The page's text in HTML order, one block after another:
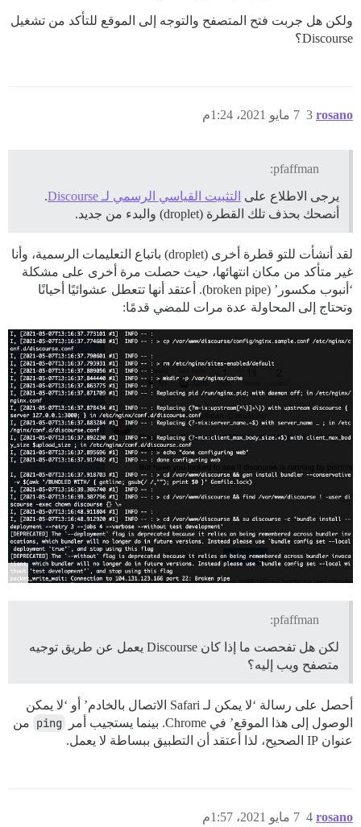
ولكن هل جربت فتح المتصفح والتوجه إلى الموقع للتأكد من تشغيل
Discourse؟
rosano 7 مايو 2021، 1:24م 3
pfaffman:
يرجى الاطلاع على التثبيت القياسي الرسمي لـ Discourse
.
أنصحك بحذف تلك القطرة (droplet) والبدء من جديد.
لقد أنشأت للتو قطرة أخرى (droplet) باتباع التعليمات الرسمية، وأنا
غير متأكد من مكان انتهائها، حيث حصلت مرة أخرى على مشكلة
‘أنبوب مكسور’ (broken pipe). أعتقد أنها تتعطل عشوائيًا أحيانًا
وتحتاج إلى المحاولة عدة مرات للمضي قدمًا:
pfaffman:
لكن هل تفحصت ما إذا كان Discourse يعمل عن طريق توجيه
متصفح ويب إليه؟
أحصل على رسالة ‘لا يمكن لـ Safari الاتصال بالخادم’ أو ‘لا يمكن
الوصول إلى هذا الموقع’ في Chrome. بينما يستجيب أمر
ping من
عنوان IP الصحيح، لذا أعتقد أن التطبيق ببساطة لا يعمل.
rosano 7 مايو 2021، 1:57م 4